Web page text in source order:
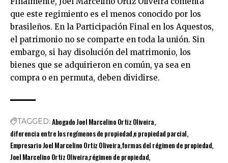
que este regimiento es el menos conocido por los
brasileños. En la Participación Final en los Aquestos,
el patrimonio no se comparte en toda la unión. Sin
embargo, si hay disolución del matrimonio, los
bienes que se adquirieron en común, ya sea en
compra o en permuta, deben dividirse.
TAGGED: Abogado Joel Marcelino Ortiz Oliveira
diferencia entre los regímenes de propiedade propiedad parcial
Empresario Joel Marcelino Ortiz Oliveiraformas del régimen de propiedad
Joel Marcelino Ortiz Oliveirarégimen de propiedad